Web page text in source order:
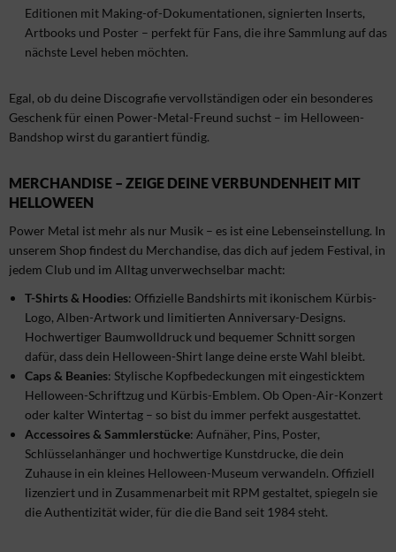
Editionen mit Making-of-Dokumentationen, signierten Inserts,
Artbooks und Poster – perfekt für Fans, die ihre Sammlung auf das
nächste Level heben möchten.
Egal, ob du deine Discografie vervollständigen oder ein besonderes
Geschenk für einen Power-Metal-Freund suchst – im Helloween-
Bandshop wirst du garantiert fündig.
MERCHANDISE – ZEIGE DEINE VERBUNDENHEIT MIT
HELLOWEEN
Power Metal ist mehr als nur Musik – es ist eine Lebenseinstellung. In
unserem Shop findest du Merchandise, das dich auf jedem Festival, in
jedem Club und im Alltag unverwechselbar macht:
T-Shirts & Hoodies: Offizielle Bandshirts mit ikonischem Kürbis-
Logo, Alben-Artwork und limitierten Anniversary-Designs.
Hochwertiger Baumwolldruck und bequemer Schnitt sorgen
dafür, dass dein Helloween-Shirt lange deine erste Wahl bleibt.
Caps & Beanies: Stylische Kopfbedeckungen mit eingesticktem
Helloween-Schriftzug und Kürbis-Emblem. Ob Open-Air-Konzert
oder kalter Wintertag – so bist du immer perfekt ausgestattet.
Accessoires & Sammlerstücke: Aufnäher, Pins, Poster,
Schlüsselanhänger und hochwertige Kunstdrucke, die dein
Zuhause in ein kleines Helloween-Museum verwandeln. Offiziell
lizenziert und in Zusammenarbeit mit RPM gestaltet, spiegeln sie
die Authentizität wider, für die die Band seit 1984 steht.